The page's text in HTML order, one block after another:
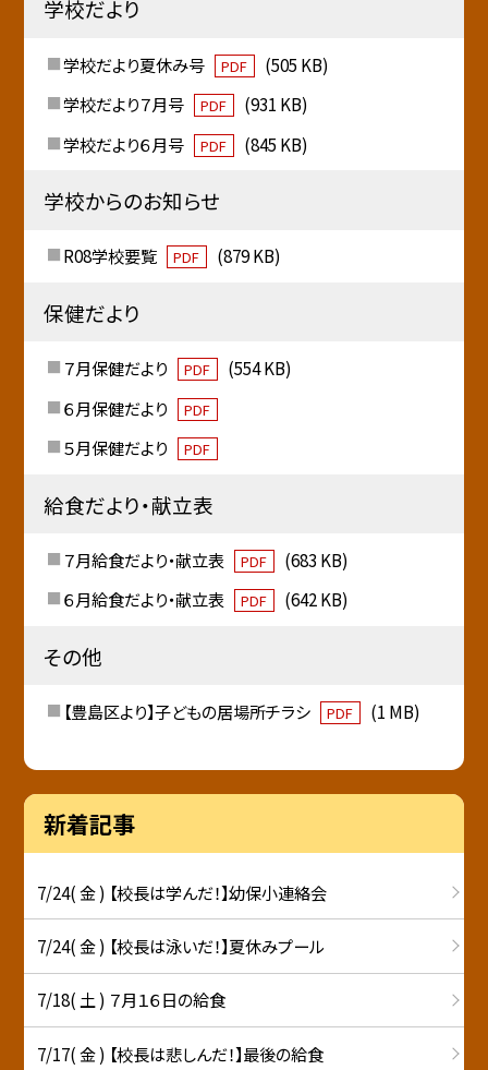
学校だより
学校だより夏休み号 PDF
(505 KB)
学校だより７月号
PDF
(931 KB)
学校だより６月号
PDF (845 KB)
学校からのお知らせ
R08学校要覧 PDF (879 KB)
保健だより
７月保健だより PDF
(554 KB)
６月保健だより
PDF
５月保健だより PDF
給食だより・献立表
７月給食だより・献立表 PDF
(683 KB)
６月給食だより・献立表
PDF (642 KB)
その他
【豊島区より】子どもの居場所チラシ PDF (1 MB)
新着記事
7/24( 金 ) 【校長は学んだ！】幼保小連絡会
7/24( 金 ) 【校長は泳いだ！】夏休みプール
7/18( 土 ) ７月１６日の給食
7/17( 金 ) 【校長は悲しんだ！】最後の給食